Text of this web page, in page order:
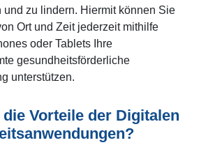
und zu lindern. Hiermit können Sie
Ort und Zeit jederzeit mithilfe
oder Tablets Ihre
gesundheitsförderliche
unterstützen.
Vorteile der Digitalen